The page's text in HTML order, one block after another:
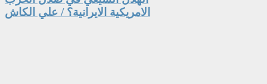
الامريكية الايرانية؟ / علي الكاش